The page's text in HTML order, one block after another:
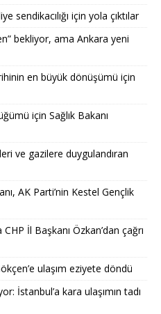
sendikacılığı için yola çıktılar
bekliyor, ama Ankara yeni
en büyük dönüşümü için
için Sağlık Bakanı
ve gazilere duygulandıran
AK Parti’nin Kestel Gençlik
İl Başkanı Özkan’dan çağrı
ulaşım eziyete döndü
İstanbul’a kara ulaşımın tadı